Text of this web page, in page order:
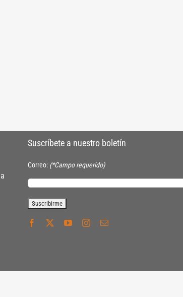
Suscríbete a nuestro boletín
Correo: (*Campo requerido)